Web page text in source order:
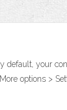
default, your
options >